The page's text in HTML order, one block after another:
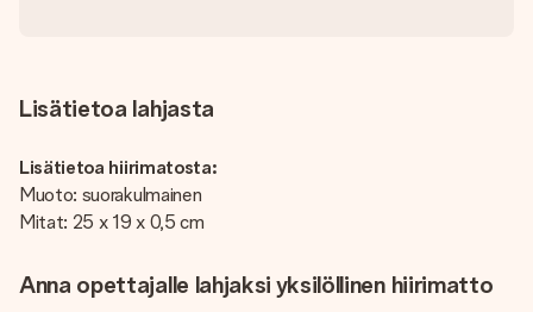
Lisätietoa lahjasta
Lisätietoa hiirimatosta:
Muoto: suorakulmainen
Mitat: 25 x 19 x 0,5 cm
Anna opettajalle lahjaksi yksilöllinen hiirimatto